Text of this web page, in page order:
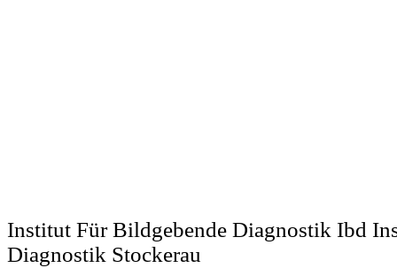
Institut Für Bildgebende Diagnostik Ibd
Diagnostik Stockerau